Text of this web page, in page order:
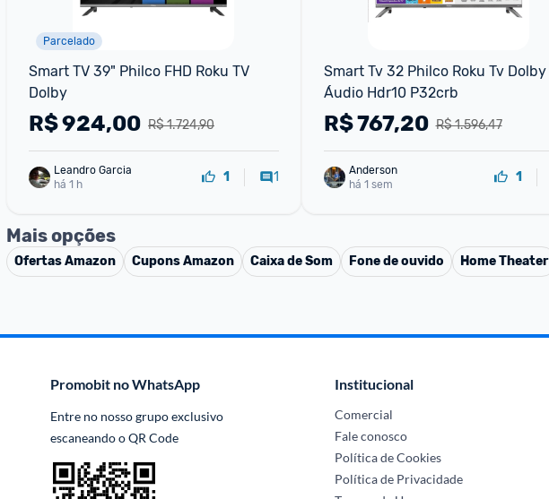
Parcelado
Smart TV 39" Philco FHD Roku TV
Dolby
R$ 1.724,90
R$924,00
Leandro Garcia
há 1 h
1 1
Smart Tv 32 Philco Roku Tv Dolby
Áudio Hdr10 P32crb
R$ 1.596,47
R$767,20
Anderson
há 1 sem
1
Mais opções
OfertasAmazon CuponsAmazon Caixa de Som Fone de ouvido Home Theater
Promobit no WhatsApp
Entre no nosso grupo exclusivo
escaneando o QR Code
Institucional
Comercial
Fale conosco
Política de Cookies
Política de Privacidade